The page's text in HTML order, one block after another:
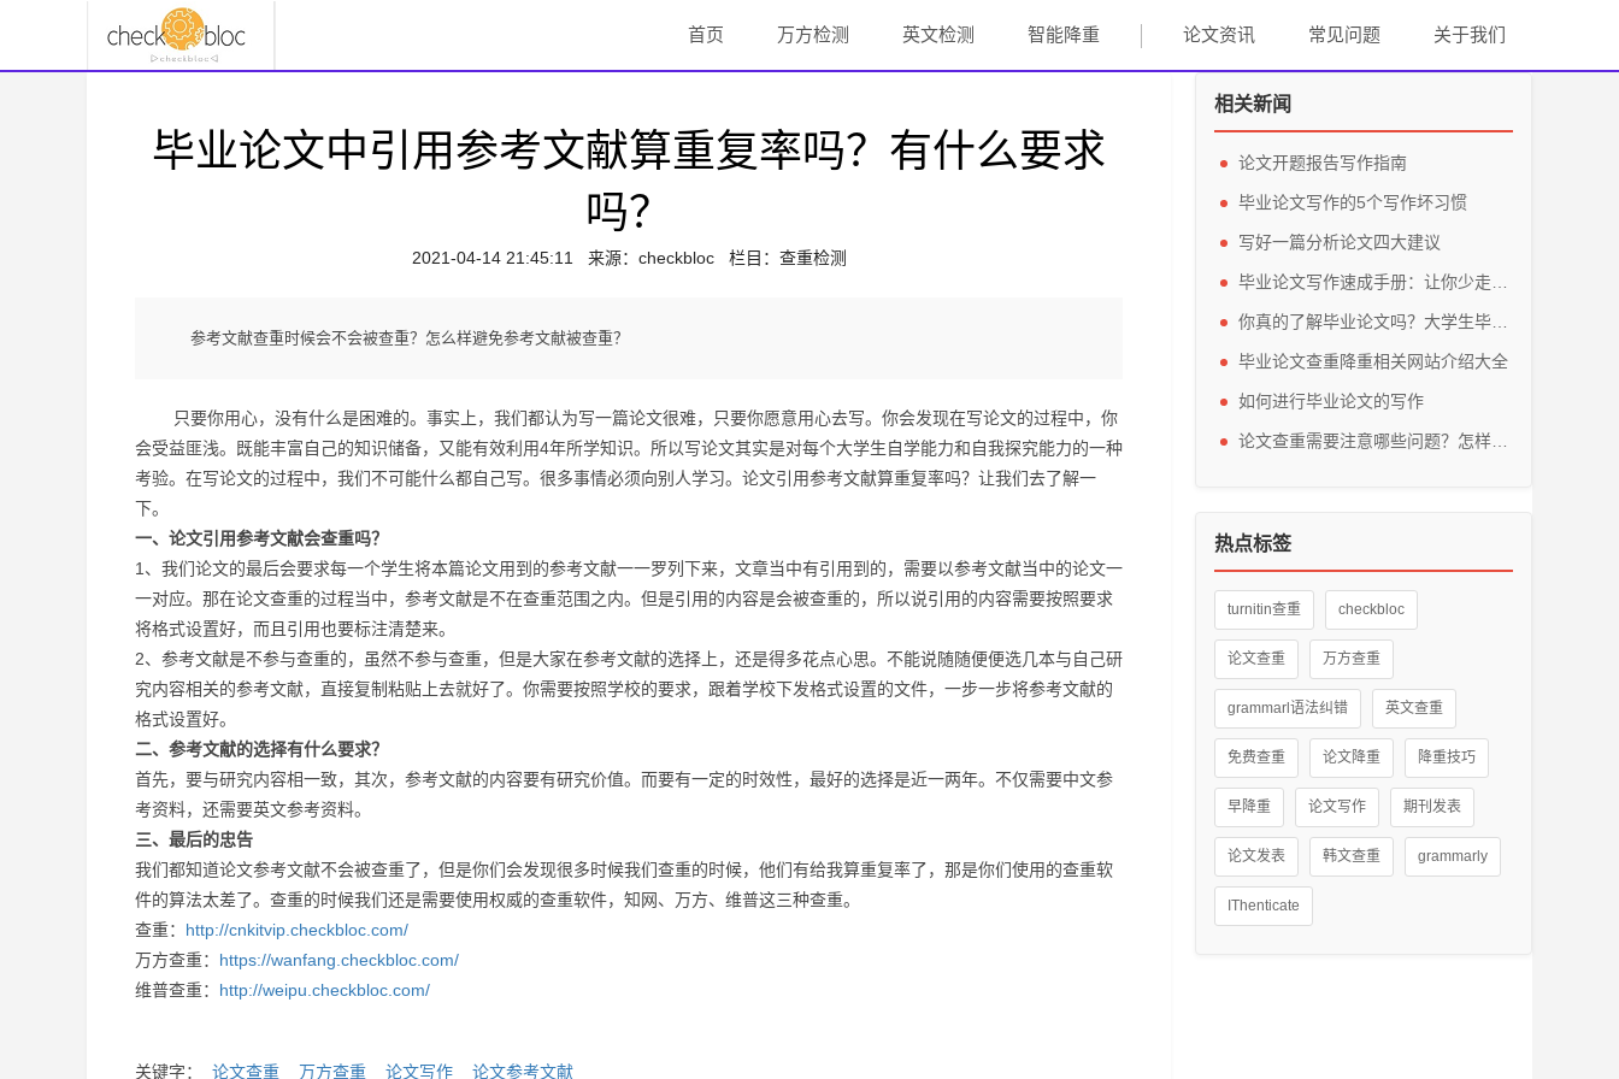
首页 万方检测 英文检测 智能降重 论文资讯 常见问题 关于我们
毕业论文中引用参考文献算重复率吗？有什么要求
吗？
2021-04-14 21:45:11 来源： checkbloc栏目：查重检测
参考文献查重时候会不会被查重？怎么样避免参考文献被查重？
只要你用心，没有什么是困难的。事实上，我们都认为写一篇论文很难，只要你愿意用心去写。你会发现在写论文的过程中，你
会受益匪浅。既能丰富自己的知识储备，又能有效利用4年所学知识。所以写论文其实是对每个大学生自学能力和自我探究能力的一种
考验。在写论文的过程中，我们不可能什么都自己写。很多事情必须向别人学习。论文引用参考文献算重复率吗？让我们去了解一
下。
一、论文引用参考文献会查重吗？
1、我们论文的最后会要求每一个学生将本篇论文用到的参考文献一一罗列下来，文章当中有引用到的，需要以参考文献当中的论文一
一对应。那在论文查重的过程当中，参考文献是不在查重范围之内。但是引用的内容是会被查重的，所以说引用的内容需要按照要求
将格式设置好，而且引用也要标注清楚来。
2、参考文献是不参与查重的，虽然不参与查重，但是大家在参考文献的选择上，还是得多花点心思。不能说随随便便选几本与自己研
究内容相关的参考文献，直接复制粘贴上去就好了。你需要按照学校的要求，跟着学校下发格式设置的文件，一步一步将参考文献的
格式设置好。
二、参考文献的选择有什么要求？
首先，要与研究内容相一致，其次，参考文献的内容要有研究价值。而要有一定的时效性，最好的选择是近一两年。不仅需要中文参
考资料，还需要英文参考资料。
三、最后的忠告
我们都知道论文参考文献不会被查重了，但是你们会发现很多时候我们查重的时候，他们有给我算重复率了，那是你们使用的查重软
件的算法太差了。查重的时候我们还是需要使用权威的查重软件，知网、万方、维普这三种查重。
查重： http://cnkitvip.checkbloc.com/
万方查重： https://wanfang.checkbloc.com/
维普查重： http://weipu.checkbloc.com/
关键字： 论文查重 万方查重 论文写作 论文参考文献
相关新闻
论文开题报告写作指南
毕业论文写作的5个写作坏习惯
写好一篇分析论文四大建议
毕业论文查重降重相关网站介绍大全
如何进行毕业论文的写作
热点标签
turnitin查重 checkbloc
论文查重 万方查重
grammarl语法纠错 英文查重
免费查重 论文降重 降重技巧
早降重 论文写作 期刊发表
论文发表 韩文查重 grammarly
IThenticate